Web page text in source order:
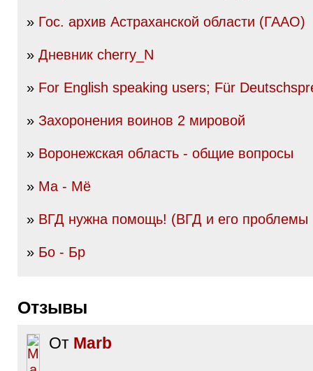
» Гос. архив Астраханской области (ГААО)
» Дневник cherry_N
» For English speaking users; Für
» Захоронения воинов 2 мировой
» Воронежская область - общие вопросы
» Ма - Мё
» ВГД нужна помощь! (ВГД и его
» Бо - Бр
Отзывы
От Marb